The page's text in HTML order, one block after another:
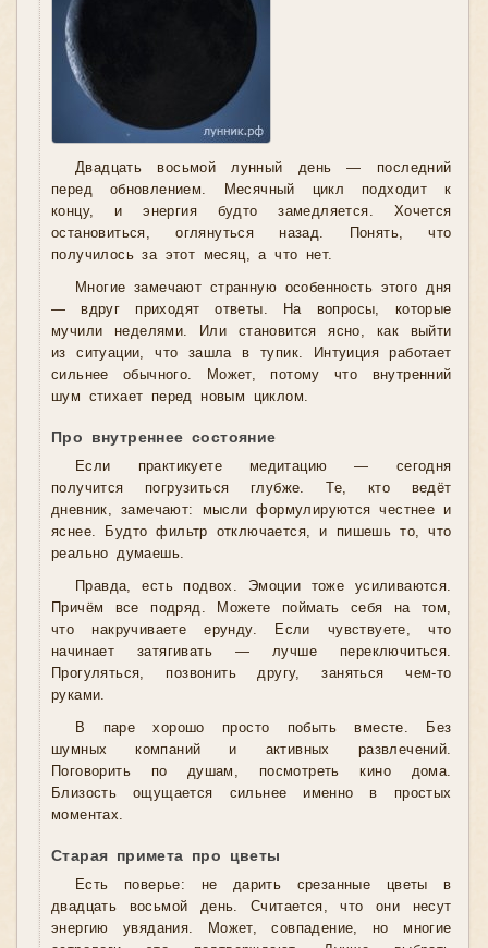
Двадцать восьмой лунный день — последний
перед обновлением. Месячный цикл подходит к
концу, и энергия будто замедляется. Хочется
остановиться, оглянуться назад. Понять, что
получилось за этот месяц, а что нет.
Многие замечают странную особенность этого дня
— вдруг приходят ответы. На вопросы, которые
мучили неделями. Или становится ясно, как выйти
из ситуации, что зашла в тупик. Интуиция работает
сильнее обычного. Может, потому что внутренний
шум стихает перед новым циклом.
Про внутреннее состояние
Если практикуете медитацию — сегодня
получится погрузиться глубже. Те, кто ведёт
дневник, замечают: мысли формулируются честнее и
яснее. Будто фильтр отключается, и пишешь то, что
реально думаешь.
Правда, есть подвох. Эмоции тоже усиливаются.
Причём все подряд. Можете поймать себя на том,
что накручиваете ерунду. Если чувствуете, что
начинает затягивать — лучше переключиться.
Прогуляться, позвонить другу, заняться чем-то
руками.
В паре хорошо просто побыть вместе. Без
шумных компаний и активных развлечений.
Поговорить по душам, посмотреть кино дома.
Близость ощущается сильнее именно в простых
моментах.
Старая примета про цветы
Есть поверье: не дарить срезанные цветы в
двадцать восьмой день. Считается, что они несут
энергию увядания. Может, совпадение, но многие